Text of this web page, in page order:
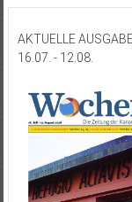
AKTUELLE
16.07. - 12.08.